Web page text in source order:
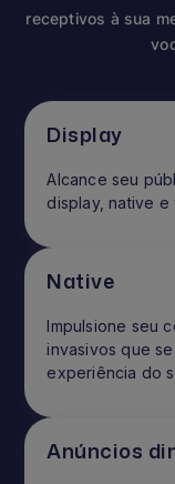
receptivos à sua
Display
Alcance seu
display, native
Native
Impulsione seu
invasivos que
experiência do
Anúncios